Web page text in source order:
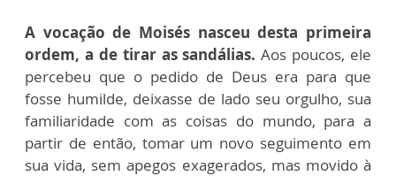
A vocação de Moisés nasceu desta primeira
ordem, a de tirar as sandálias. Aos poucos, ele
percebeu que o pedido de Deus era para que
fosse humilde, deixasse de lado seu orgulho, sua
familiaridade com as coisas do mundo, para a
partir de então, tomar um novo seguimento em
sua vida, sem apegos exagerados, mas movido à